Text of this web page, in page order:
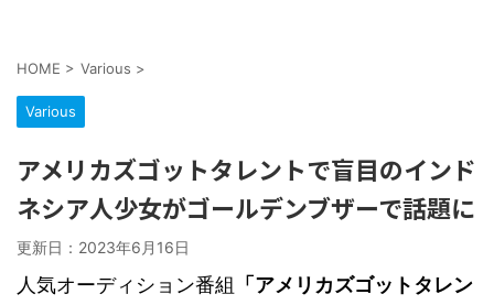
HOME > Various >
Various
アメリカズゴットタレントで盲目のインド
ネシア人少女がゴールデンブザーで話題に
更新日： 2023年6月16日
人気オーディション番組 「アメリカズゴットタレン